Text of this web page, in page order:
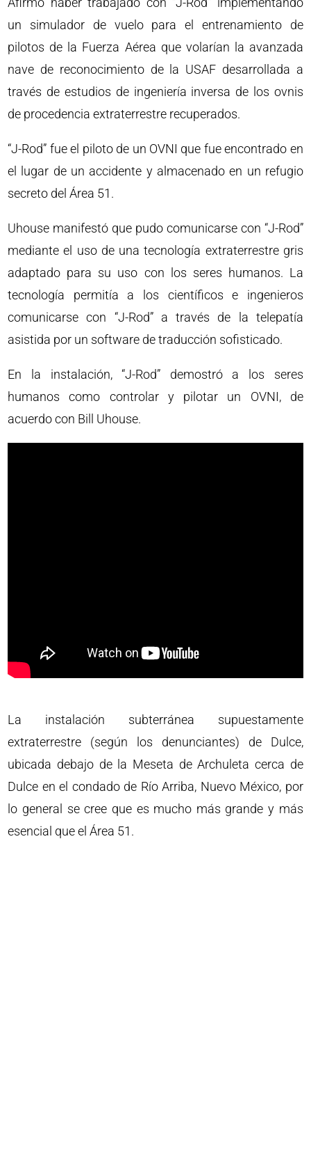
un simulador de vuelo para el entrenamiento de
pilotos de la Fuerza Aérea que volarían la avanzada
nave de reconocimiento de la USAF desarrollada a
través de estudios de ingeniería inversa de los ovnis
de procedencia extraterrestre recuperados.
“J-Rod” fue el piloto de un OVNI que fue encontrado en
el lugar de un accidente y almacenado en un refugio
secreto del Área 51.
Uhouse manifestó que pudo comunicarse con “J-Rod”
mediante el uso de una tecnología extraterrestre gris
adaptado para su uso con los seres humanos. La
tecnología permitía a los científicos e ingenieros
comunicarse con “J-Rod” a través de la telepatía
asistida por un software de traducción sofisticado.
En la instalación, “J-Rod” demostró a los seres
humanos como controlar y pilotar un OVNI, de
acuerdo con Bill Uhouse.
La instalación subterránea supuestamente
extraterrestre (según los denunciantes) de Dulce,
ubicada debajo de la Meseta de Archuleta cerca de
Dulce en el condado de Río Arriba, Nuevo México, por
lo general se cree que es mucho más grande y más
esencial que el Área 51.